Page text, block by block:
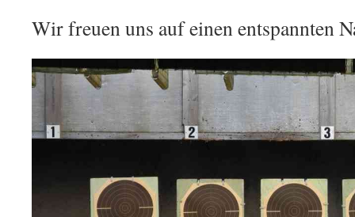
Wir freuen uns auf einen entspannten